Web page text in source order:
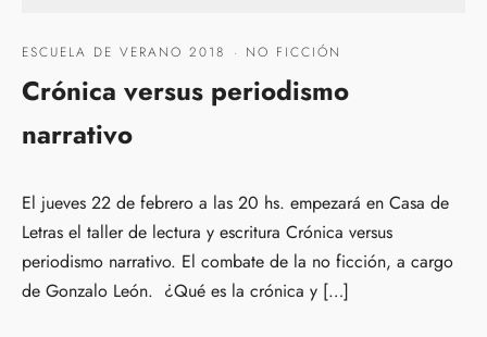
ESCUELA DE VERANO 2018 · NO FICCIÓN
Crónica versus periodismo
narrativo
El jueves 22 de febrero a las 20 hs. empezará en Casa de
Letras el taller de lectura y escritura Crónica versus
periodismo narrativo. El combate de la no ficción, a cargo
de Gonzalo León. ¿Qué es la crónica y […]